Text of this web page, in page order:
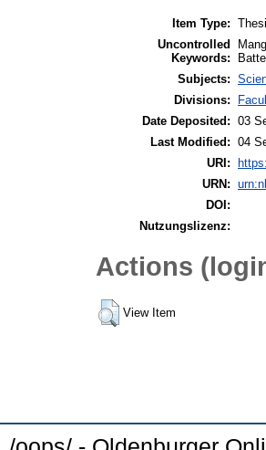
Item Type:
Uncontrolled
Keywords:
Subjects:
Divisions:
Date Deposited: 03
Last Modified: 04
URI:
URN:
DOI:
Nutzungslizenz:
Actions
View Item